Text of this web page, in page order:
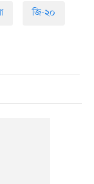
জি-২০